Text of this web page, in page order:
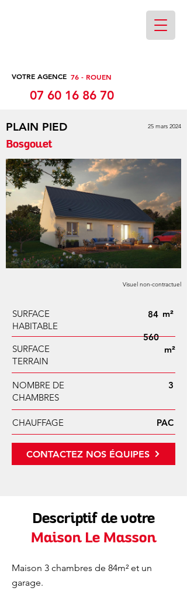
VOTRE AGENCE 76 - ROUEN
07 60 16 86 70
PLAIN PIED 25 mars 2024
Bosgouet
Visuel non-contractuel
SURFACE
HABITABLE
84
SURFACE
TERRAIN
m²
NOMBRE DE
CHAMBRES
3
CHAUFFAGE PAC
560
m²
CONTACTEZ NOS ÉQUIPES
Descriptif de votre
Maison Le Masson
Maison 3 chambres de 84m² et un
garage.